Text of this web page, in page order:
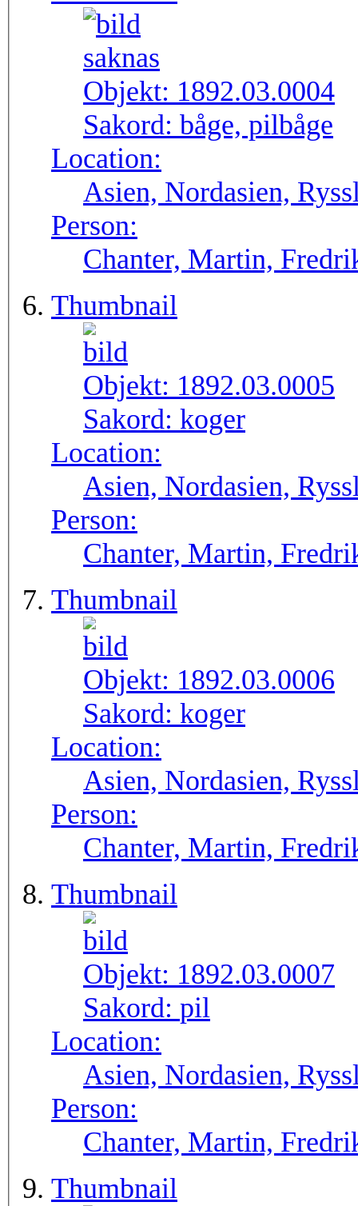
Objekt: 1892.03.0004
Sakord: båge, pilbåge
Location:
Asien, Nordasien,
Person:
Chanter, Martin,
Thumbnail
Objekt: 1892.03.0005
Sakord: koger
Location:
Asien, Nordasien,
Person:
Chanter, Martin,
Thumbnail
Objekt: 1892.03.0006
Sakord: koger
Location:
Asien, Nordasien,
Person:
Chanter, Martin,
Thumbnail
Objekt: 1892.03.0007
Sakord: pil
Location:
Asien, Nordasien,
Person:
Chanter, Martin,
Thumbnail